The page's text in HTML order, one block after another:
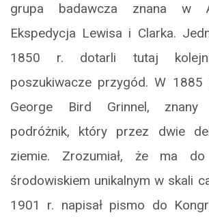
grupa badawcza znana w
Ekspedycja Lewisa i Clarka.
1850 r. dotarli tutaj
poszukiwacze przygód. W 1885
George Bird Grinnel, znany
podróżnik, który przez dwie
ziemie. Zrozumiał, że ma
środowiskiem unikalnym w skali
1901 r. napisał pismo do